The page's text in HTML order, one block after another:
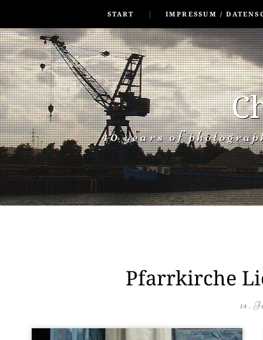
START
IMPRESSUM /
40 years of
Pfarrkirche
14.